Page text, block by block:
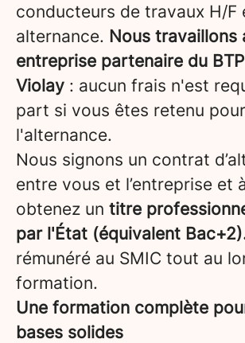
conducteurs de travaux H/F
alternance. Nous travaillons
entreprise partenaire du
Violay : aucun frais n'est
part si vous êtes retenu pour
l'alternance.
Nous signons un contrat
entre vous et l’entreprise et
obtenez un titre
par l'État (équivalent
rémunéré au SMIC tout au
formation.
Une formation complète
bases solides